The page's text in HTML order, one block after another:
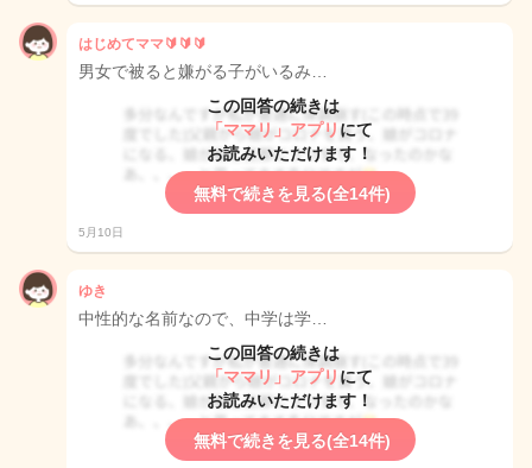
はじめてママ🔰🔰🔰
男女で被ると嫌がる子がいるみ…
この回答の続きは
「ママリ」アプリ にて
お読みいただけます！
無料で続きを見る(全14件)
5月10日
ゆき
中性的な名前なので、中学は学…
この回答の続きは
「ママリ」アプリ にて
お読みいただけます！
無料で続きを見る(全14件)